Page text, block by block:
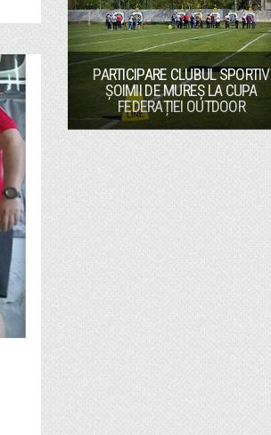
PARTICIPARE CLUBUL SPORTIV
ȘOIMII DE MUREȘ LA CUPA
FEDERAȚIEI OUTDOOR